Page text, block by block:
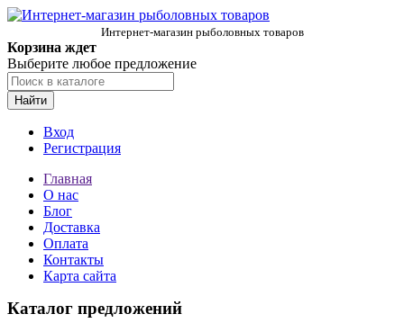
Интернет-магазин рыболовных товаров
Корзина ждет
Выберите любое предложение
Найти
Вход
Регистрация
Главная
О нас
Блог
Доставка
Оплата
Контакты
Карта сайта
Каталог предложений